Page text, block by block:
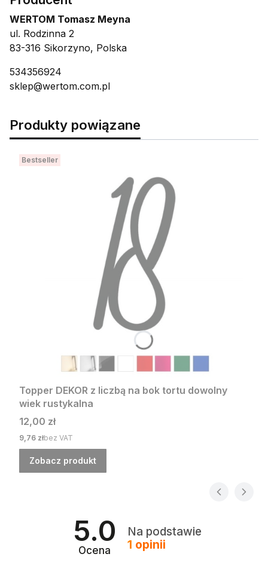
WERTOM Tomasz Meyna
ul. Rodzinna 2
83-316 Sikorzyno, Polska
534356924
sklep@wertom.com.pl
Produkty powiązane
Bestseller
Topper DEKOR z liczbą na bok tortu dowolny
wiek rustykalna
Cena
12,00 zł
Cena
9,76 złbez VAT
Zobacz produkt
5.0
Ocena
Na podstawie
1 opinii